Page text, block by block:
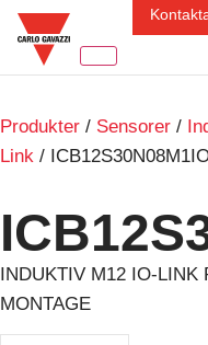
Produkter / Sensorer /
Link /
INDUKTIV M12 IO-LINK
MONTAGE